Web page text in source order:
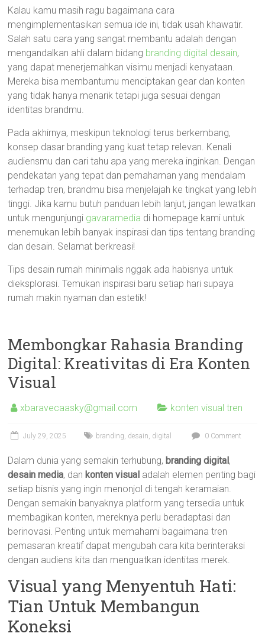
Kalau kamu masih ragu bagaimana cara
mengimplementasikan semua ide ini, tidak usah khawatir.
Salah satu cara yang sangat membantu adalah dengan
mengandalkan ahli dalam bidang branding digital desain,
yang dapat menerjemahkan visimu menjadi kenyataan.
Mereka bisa membantumu menciptakan gear dan konten
yang tidak hanya menarik tetapi juga sesuai dengan
identitas brandmu.
Pada akhirnya, meskipun teknologi terus berkembang,
konsep dasar branding yang kuat tetap relevan. Kenali
audiensmu dan cari tahu apa yang mereka inginkan. Dengan
pendekatan yang tepat dan pemahaman yang mendalam
terhadap tren, brandmu bisa menjelajah ke tingkat yang lebih
tinggi. Jika kamu butuh panduan lebih lanjut, jangan lewatkan
untuk mengunjungi gavaramedia di homepage kami untuk
menemukan lebih banyak inspirasi dan tips tentang branding
dan desain. Selamat berkreasi!
Tips desain rumah minimalis nggak ada habisnya untuk
dieksplorasi. Temukan inspirasi baru setiap hari supaya
rumah makin nyaman dan estetik!
Membongkar Rahasia Branding
Digital: Kreativitas di Era Konten
Visual
xbaravecaasky@gmail.com konten visual tren
July 29, 2025 branding, desain, digital 0 Comment
Dalam dunia yang semakin terhubung, branding digital,
desain media, dan konten visual adalah elemen penting bagi
setiap bisnis yang ingin menonjol di tengah keramaian.
Dengan semakin banyaknya platform yang tersedia untuk
membagikan konten, mereknya perlu beradaptasi dan
berinovasi. Penting untuk memahami bagaimana tren
pemasaran kreatif dapat mengubah cara kita berinteraksi
dengan audiens kita dan menguatkan identitas merek.
Visual yang Menyentuh Hati:
Tian Untuk Membangun
Koneksi